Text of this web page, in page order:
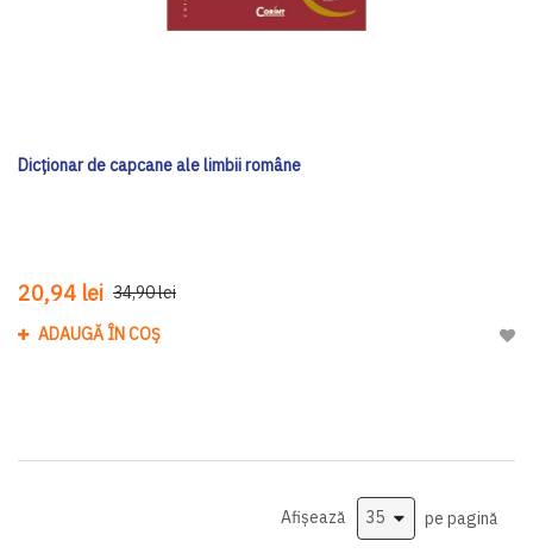
Dicționar de capcane ale limbii române
20,94 lei 34,90 lei
ADAUGĂ ÎN COȘ
Afișează pe pagină